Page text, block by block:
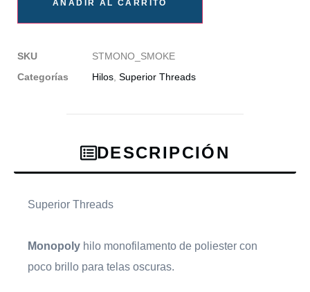
AÑADIR AL CARRITO
SKU
STMONO_SMOKE
Categorías
Hilos Superior Threads
DESCRIPCIÓN
Superior Threads
Monopoly hilo monofilamento de poliester con
poco brillo para telas oscuras.